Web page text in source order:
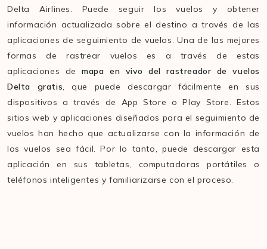
Delta Airlines. Puede seguir los vuelos y obtener
información actualizada sobre el destino a través de las
aplicaciones de seguimiento de vuelos. Una de las mejores
formas de rastrear vuelos es a través de estas
aplicaciones demapa en vivo del rastreador de vuelos
Delta gratis, que puede descargar fácilmente en sus
dispositivos a través de App Store o Play Store. Estos
sitios web y aplicaciones diseñados para el seguimiento de
vuelos han hecho que actualizarse con la información de
los vuelos sea fácil. Por lo tanto, puede descargar esta
aplicación en sus tabletas, computadoras portátiles o
teléfonos inteligentes y familiarizarse con el proceso.